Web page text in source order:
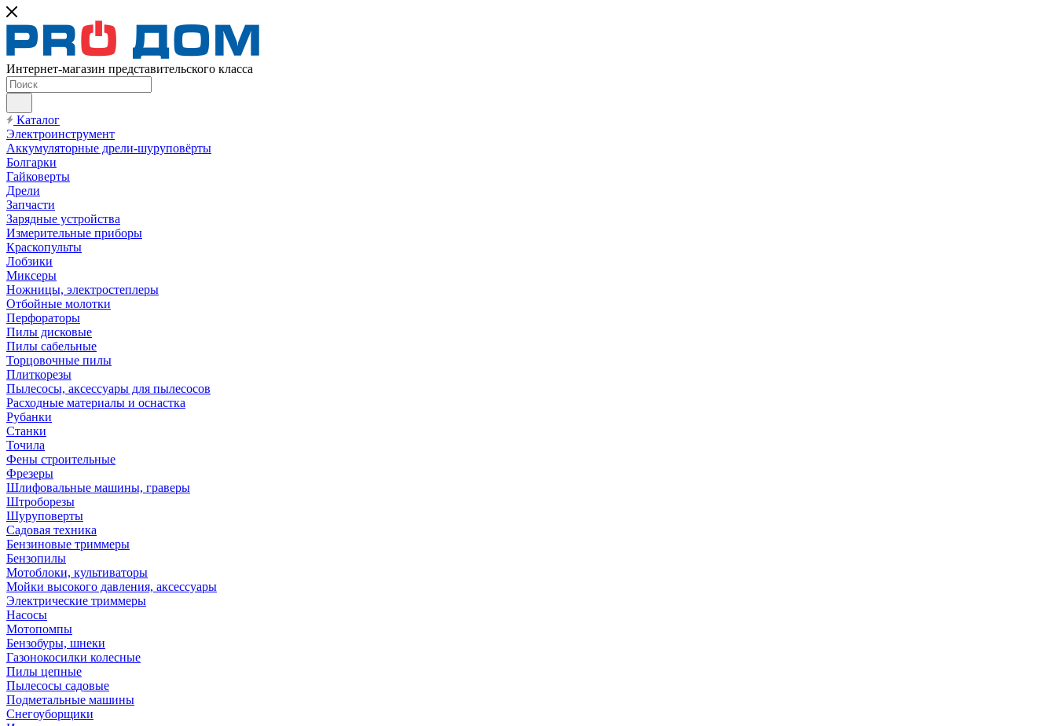
Интернет-магазин представительского класса
Каталог
Электроинструмент
Аккумуляторные дрели-шуруповёрты
Болгарки
Гайковерты
Дрели
Запчасти
Зарядные устройства
Измерительные приборы
Краскопульты
Лобзики
Миксеры
Ножницы, электростеплеры
Отбойные молотки
Перфораторы
Пилы дисковые
Пилы сабельные
Торцовочные пилы
Плиткорезы
Пылесосы, аксессуары для пылесосов
Расходные материалы и оснастка
Рубанки
Станки
Точила
Фены строительные
Фрезеры
Шлифовальные машины, граверы
Штроборезы
Шуруповерты
Садовая техника
Бензиновые триммеры
Бензопилы
Мотоблоки, культиваторы
Мойки высокого давления, аксессуары
Электрические триммеры
Насосы
Мотопомпы
Бензобуры, шнеки
Газонокосилки колесные
Пилы цепные
Пылесосы садовые
Подметальные машины
Снегоуборщики